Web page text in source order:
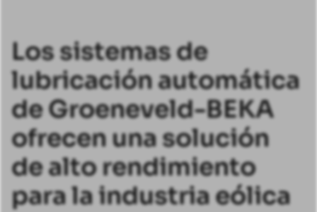
Los sistemas de
lubricación automática
de Groeneveld-BEKA
ofrecen una solución
de alto rendimiento
para la industria eólica